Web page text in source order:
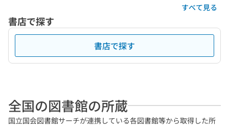
すべて見る
書店で探す
書店で探す
全国の図書館の所蔵
国立国会図書館サーチが連携している各図書館等から取得した所